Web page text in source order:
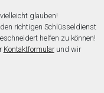
glauben!
richtigen Schlüsseldienst
helfen zu können!
Kontaktformularund wir